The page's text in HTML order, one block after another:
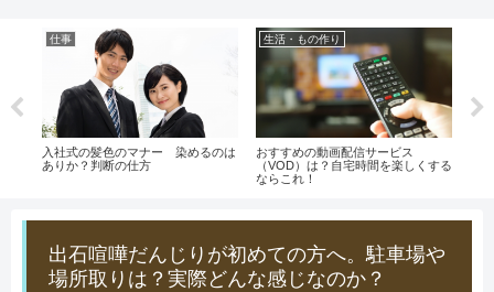
仕事
入社式の髪色のマナー 染めるのは
ありか？判断の仕方
生活・もの作り
おすすめの動画配信サービス
（VOD）は？自宅時間を楽しくする
ならこれ！
出石喧嘩だんじりが初めての方へ。駐車場や
場所取りは？実際どんな感じなのか？